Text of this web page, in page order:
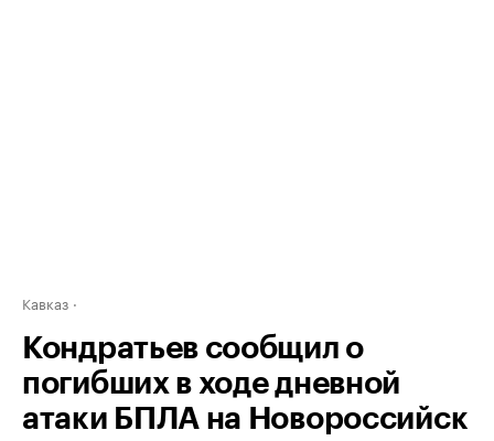
Кавказ
Кондратьев сообщил о
погибших в ходе дневной
атаки БПЛА на Новороссийск